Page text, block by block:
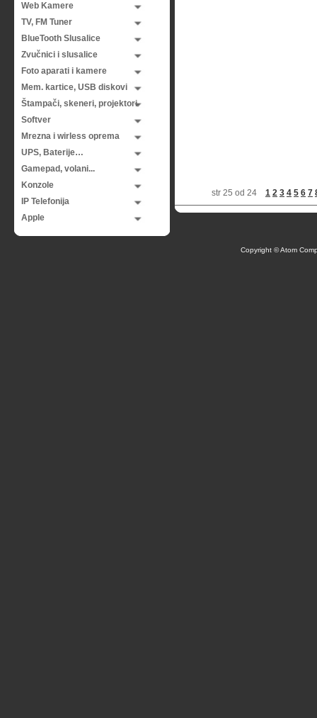
Web Kamere
TV, FM Tuner
BlueTooth Slusalice
Zvučnici i slusalice
Foto aparati i kamere
Mem. kartice, USB diskovi
Štampači, skeneri, projektori
Softver
Mrezna i wirless oprema
UPS, Baterije…
Gamepad, volani...
Konzole
IP Telefonija
Apple
str 25 od 24 1 2 3 4 5 6 7
Copyright © Atom